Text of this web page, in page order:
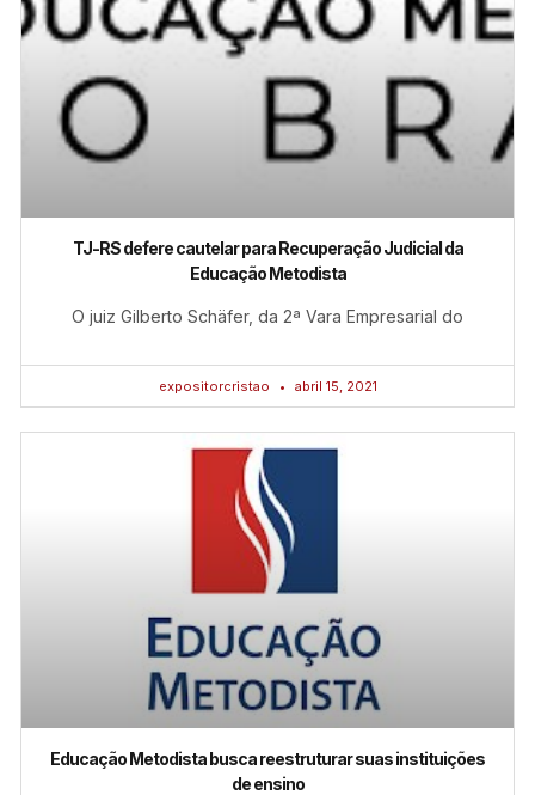
TJ-RS defere cautelar para Recuperação Judicial da
Educação Metodista
O juiz Gilberto Schäfer, da 2ª Vara Empresarial do
expositorcristao abril 15, 2021
Educação Metodista busca reestruturar suas instituições
de ensino